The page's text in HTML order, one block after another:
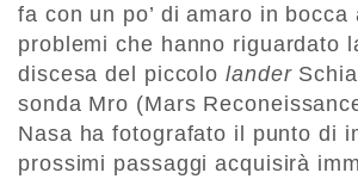
fa con un po’ di amaro in bocca
problemi che hanno riguardato
discesa del piccolo lander
sonda Mro (Mars
Nasa ha fotografato il punto di
prossimi passaggi acquisirà